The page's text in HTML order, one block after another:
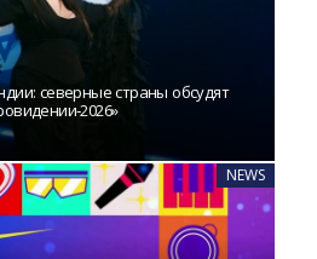
северные страны обсудят
NEWS